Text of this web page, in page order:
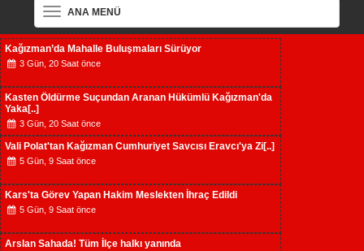
ANA MENÜ
Kağızman’da Mahalle Buluşmaları Sürüyor
3 Gün, 20 Saat önce
Kasten Öldürme Suçundan Aranan Hükümlü Kağızman'da
Yaka[..]
3 Gün, 20 Saat önce
Vali Polat'tan Kağızman Cumhuriyet Savcısı Eravcı'ya Zi[..]
5 Gün, 9 Saat önce
Kars'ta Görev Yapan Hakim Meslekten İhraç Edildi
5 Gün, 9 Saat önce
Arslan Sahada! Tüm İlçe halkı yanında